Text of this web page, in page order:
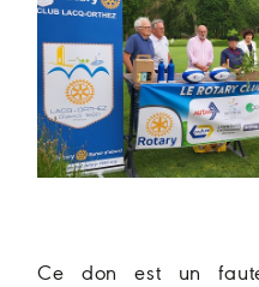
Ce don est un